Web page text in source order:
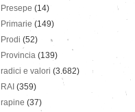
Presepe (14)
Primarie (149)
Prodi (52)
Provincia (139)
radici e valori (3.682)
RAI (359)
rapine (37)